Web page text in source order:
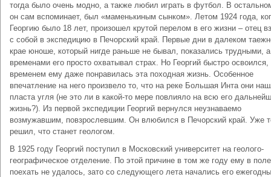
тогда было очень модно, а также любил играть в футбол. В
он сам вспоминает, был «маменькиным сынком». Летом 1924 года,
Георгию было 18 лет, произошел крутой перелом в его жизни – отец
с собой в экспедицию в Печорский край. Первые дни в далеком
крае юноше, который нигде раньше не бывал, показались трудными, а
временами его просто охватывал страх. Но Георгий быстро освоился,
временем ему даже понравилась эта походная жизнь. Особенное
впечатление на него произвело то, что на реке Большая Инта они
пласта угля (не это ли в какой-то мере повлияло на всю его
жизнь?). Из первой экспедиции Георгий вернулся неузнаваемо
возмужавшим, повзрослевшим. Он влюбился в Печорский край. Уже
решил, что станет геологом.
В 1925 году Георгий поступил в Московский университет на геолого-
географическое отделение. По этой причине в том же году ему в поле
поехать не удалось, зато со следующего лета начались его